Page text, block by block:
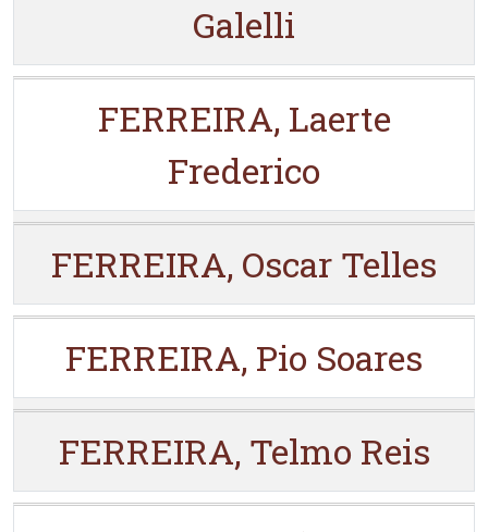
Galelli
FERREIRA, Laerte
Frederico
FERREIRA, Oscar Telles
FERREIRA, Pio Soares
FERREIRA, Telmo Reis